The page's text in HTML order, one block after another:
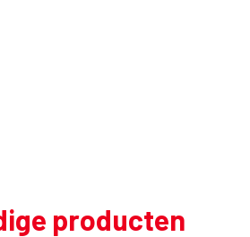
producten